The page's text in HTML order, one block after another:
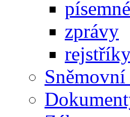
zprávy